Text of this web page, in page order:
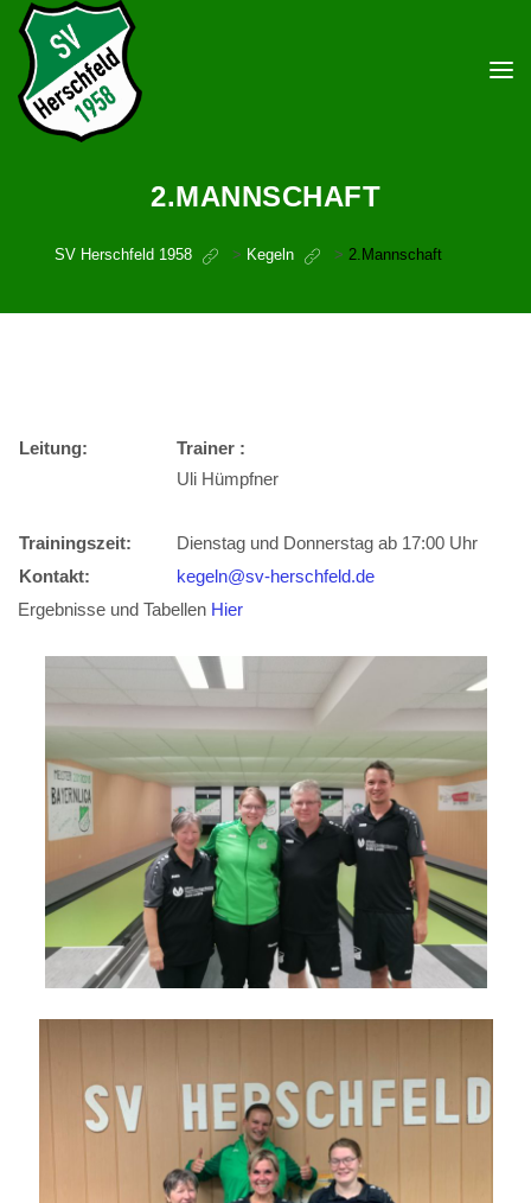
2.MANNSCHAFT
SV Herschfeld 1958 > Kegeln > 2.Mannschaft
Leitung:
Trainer :
Uli Hümpfner
Trainingszeit:
Dienstag und Donnerstag ab 17:00 Uhr
Kontakt:
kegeln@sv-herschfeld.de
Ergebnisse und Tabellen Hier